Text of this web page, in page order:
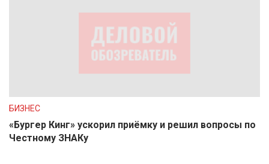
БИЗНЕС
«Бургер Кинг» ускорил приёмку и решил вопросы по
Честному ЗНАКу